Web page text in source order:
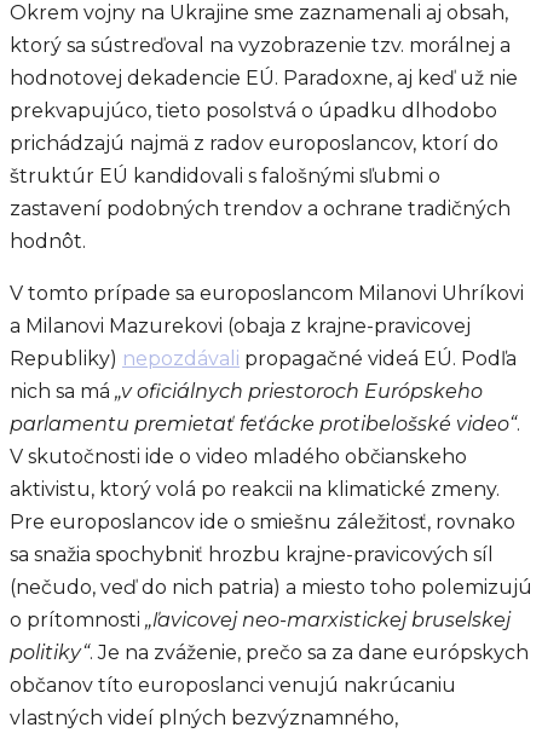
Okrem vojny na Ukrajine sme zaznamenali aj obsah,
ktorý sa sústreďoval na vyzobrazenie tzv. morálnej a
hodnotovej dekadencie EÚ. Paradoxne, aj keď už nie
prekvapujúco, tieto posolstvá o úpadku dlhodobo
prichádzajú najmä z radov europoslancov, ktorí do
štruktúr EÚ kandidovali s falošnými sľubmi o
zastavení podobných trendov a ochrane tradičných
hodnôt.
V tomto prípade sa europoslancom Milanovi Uhríkovi
a Milanovi Mazurekovi (obaja z krajne-pravicovej
Republiky) nepozdávali propagačné videá EÚ. Podľa
nich sa má „v oficiálnych priestoroch Európskeho
parlamentu premietať feťácke protibelošské video“.
V skutočnosti ide o video mladého občianskeho
aktivistu, ktorý volá po reakcii na klimatické zmeny.
Pre europoslancov ide o smiešnu záležitosť, rovnako
sa snažia spochybniť hrozbu krajne-pravicových síl
(nečudo, veď do nich patria) a miesto toho polemizujú
o prítomnosti „ľavicovej neo-marxistickej bruselskej
politiky“. Je na zváženie, prečo sa za dane európskych
občanov títo europoslanci venujú nakrúcaniu
vlastných videí plných bezvýznamného,